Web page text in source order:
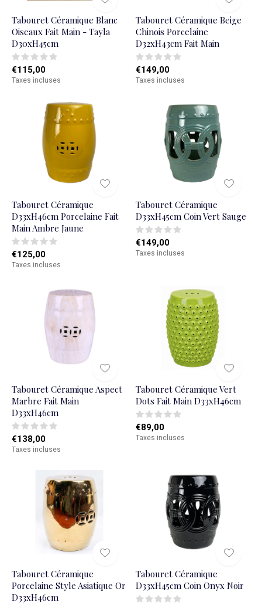
Tabouret Céramique Blanc
Oiseaux Fait Main - Tayla
D30xH45cm
€115,00
Taxes incluses
Tabouret Céramique Beige
Chinois Porcelaine
D32xH43cm Fait Main
€149,00
Taxes incluses
Tabouret Céramique
D33xH46cm Porcelaine Fait
Main Ambre Jaune
€125,00
Taxes incluses
Tabouret Céramique
D33xH45cm Coin Vert Sauge
€149,00
Taxes incluses
Tabouret Céramique Aspect
Marbre Fait Main
D33xH46cm
€138,00
Taxes incluses
Tabouret Céramique Vert
Dots Fait Main D33xH46cm
€89,00
Taxes incluses
Tabouret Céramique
Porcelaine Style Asiatique Or
D33xH46cm
Tabouret Céramique
D33xH45cm Coin Onyx Noir